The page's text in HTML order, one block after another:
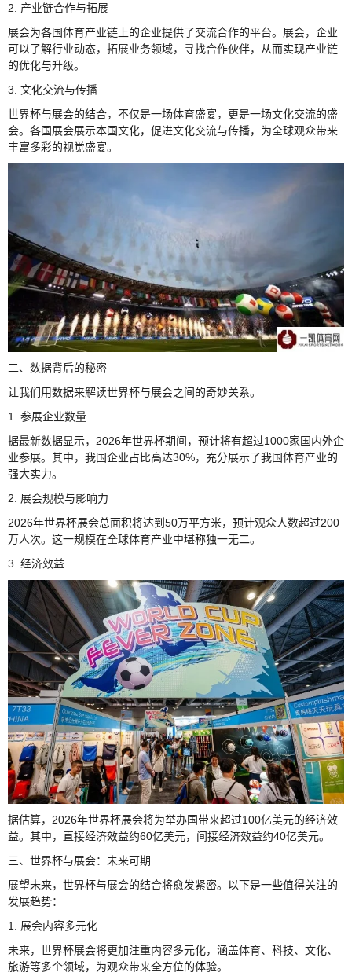
2. 产业链合作与拓展
展会为各国体育产业链上的企业提供了交流合作的平台。展会，企业
可以了解行业动态，拓展业务领域，寻找合作伙伴，从而实现产业链
的优化与升级。
3. 文化交流与传播
世界杯与展会的结合，不仅是一场体育盛宴，更是一场文化交流的盛
会。各国展会展示本国文化，促进文化交流与传播，为全球观众带来
丰富多彩的视觉盛宴。
二、数据背后的秘密
让我们用数据来解读世界杯与展会之间的奇妙关系。
1. 参展企业数量
据最新数据显示，2026年世界杯期间，预计将有超过1000家国内外企
业参展。其中，我国企业占比高达30%，充分展示了我国体育产业的
强大实力。
2. 展会规模与影响力
2026年世界杯展会总面积将达到50万平方米，预计观众人数超过200
万人次。这一规模在全球体育产业中堪称独一无二。
3. 经济效益
据估算，2026年世界杯展会将为举办国带来超过100亿美元的经济效
益。其中，直接经济效益约60亿美元，间接经济效益约40亿美元。
三、世界杯与展会：未来可期
展望未来，世界杯与展会的结合将愈发紧密。以下是一些值得关注的
发展趋势：
1. 展会内容多元化
未来，世界杯展会将更加注重内容多元化，涵盖体育、科技、文化、
旅游等多个领域，为观众带来全方位的体验。